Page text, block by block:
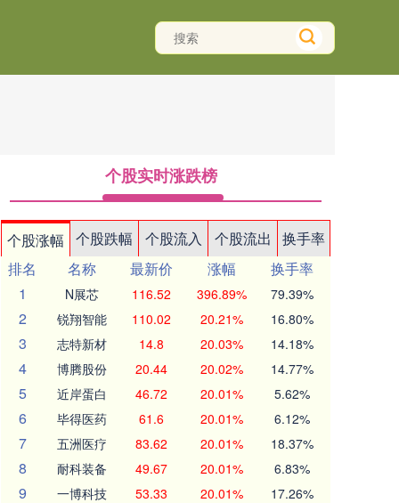
个股实时涨跌榜
个股涨幅 个股跌幅 个股流入 个股流出
换手率
排名
名称 最新价 涨幅
换手率
1
N展芯 116.52 396.89% 79.39%
2 锐翔智能 110.02 20.21% 16.80%
3 志特新材 14.8 20.03% 14.18%
4 博腾股份 20.44 20.02% 14.77%
5 近岸蛋白 46.72 20.01% 5.62%
6 毕得医药 61.6 20.01% 6.12%
7 五洲医疗 83.62 20.01% 18.37%
8 耐科装备 49.67 20.01% 6.83%
9 一博科技 53.33 20.01% 17.26%